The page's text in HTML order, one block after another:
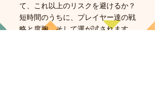
て、これ以上のリスクを避けるか？
短時間のうちに、プレイヤー達の戦
略と度胸、そして運が試されます。